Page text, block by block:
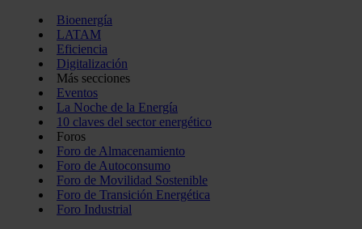
Bioenergía
LATAM
Eficiencia
Digitalización
Más secciones
Eventos
La Noche de la Energía
10 claves del sector energético
Foros
Foro de Almacenamiento
Foro de Autoconsumo
Foro de Movilidad Sostenible
Foro de Transición Energética
Foro Industrial